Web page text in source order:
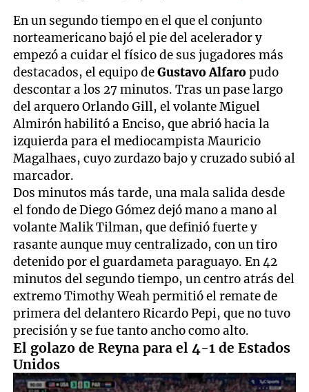
En un segundo tiempo en el que el conjunto
norteamericano bajó el pie del acelerador y
empezó a cuidar el físico de sus jugadores más
destacados, el equipo deGustavo Alfaropudo
descontar a los 27 minutos. Tras un pase largo
del arquero Orlando Gill, el volante Miguel
Almirón habilitó a Enciso, que abrió hacia la
izquierda para el mediocampista Mauricio
Magalhaes, cuyo zurdazo bajo y cruzado subió al
marcador.
Dos minutos más tarde, una mala salida desde
el fondo de Diego Gómez dejó mano a mano al
volante Malik Tilman, que definió fuerte y
rasante aunque muy centralizado, con un tiro
detenido por el guardameta paraguayo. En 42
minutos del segundo tiempo, un centro atrás del
extremo Timothy Weah permitió el remate de
primera del delantero Ricardo Pepi, que no tuvo
precisión y se fue tanto ancho como alto.
El golazo de Reyna para el 4-1 de Estados
Unidos